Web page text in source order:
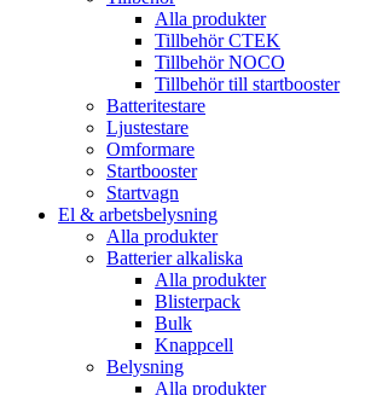
Alla produkter
Tillbehör CTEK
Tillbehör NOCO
Tillbehör till startbooster
Batteritestare
Ljustestare
Omformare
Startbooster
Startvagn
El & arbetsbelysning
Alla produkter
Batterier alkaliska
Alla produkter
Blisterpack
Bulk
Knappcell
Belysning
Alla produkter